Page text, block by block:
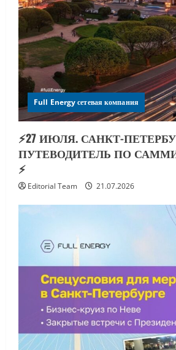
Full Energy сетевая компания
⚡️27 ИЮЛЯ. САНКТ-
ПУТЕВОДИТЕЛЬ ПО САММИТУ
⚡️
Editorial Team 21.07.2026